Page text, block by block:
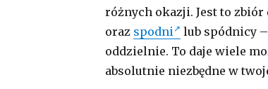
różnych okazji. Jest to
oraz spodni
lub spódnicy
oddzielnie. To daje wiele
absolutnie niezbędne w